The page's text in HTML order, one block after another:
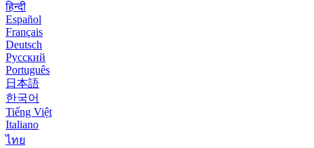
हिन्दी
Español
Français
Deutsch
Русский
Português
日本語
한국어
Tiếng Việt
Italiano
ไทย